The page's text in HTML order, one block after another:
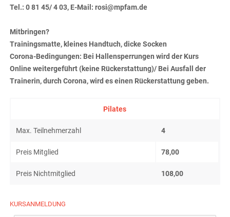
Tel.: 0 81 45/ 4 03, E-Mail: rosi@mpfam.de
Mitbringen?
Trainingsmatte, kleines Handtuch, dicke Socken
Corona-Bedingungen: Bei Hallensperrungen wird der Kurs
Online weitergeführt (keine Rückerstattung)/ Bei Ausfall der
Trainerin, durch Corona, wird es einen Rückerstattung geben.
Pilates
Max. Teilnehmerzahl 4
Preis Mitglied 78,00
Preis Nichtmitglied 108,00
KURSANMELDUNG